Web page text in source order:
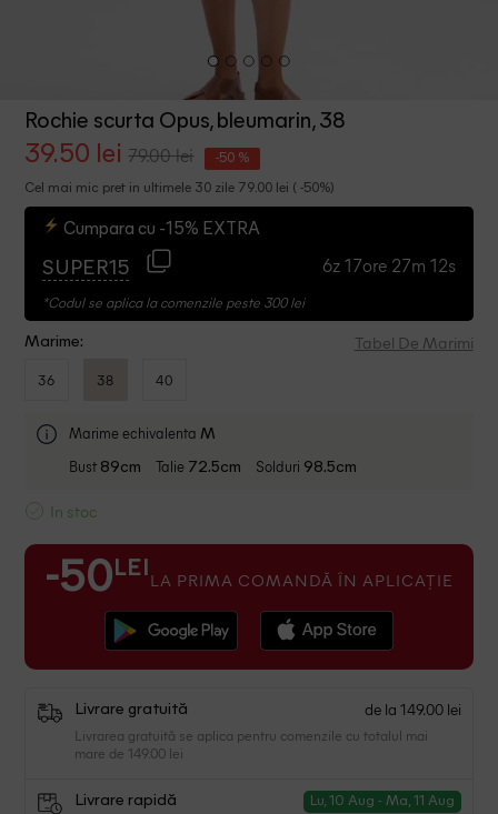
Rochie scurta Opus, bleumarin, 38
39.50 lei 79.00 lei -50 %
Cel mai mic pret in ultimele 30 zile 79.00 lei ( -50%)
Cumpara cu -15% EXTRA
SUPER15 6z 17ore 27m 12s
*Codul se aplica la comenzile peste 300 lei
Marime: Tabel De Marimi
36 38 40
Marime echivalenta M
Bust 89cm Talie 72.5cm Solduri 98.5cm
In stoc
-50 LEI LA PRIMA COMANDĂ ÎN APLICAȚIE
Livrare gratuită de la 149.00 lei
Livrarea gratuită se aplica pentru comenzile cu totalul mai
mare de 149.00 lei
Livrare rapidă Lu, 10 Aug - Ma, 11 Aug